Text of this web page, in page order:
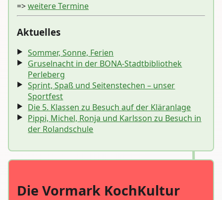
=>weitere Termine
Aktuelles
Sommer, Sonne, Ferien
Gruselnacht in der BONA-Stadtbibliothek
Perleberg
Sprint, Spaß und Seitenstechen – unser
Sportfest
Die 5. Klassen zu Besuch auf der Kläranlage
Pippi, Michel, Ronja und Karlsson zu Besuch in
der Rolandschule
Die Vormark KochKultur